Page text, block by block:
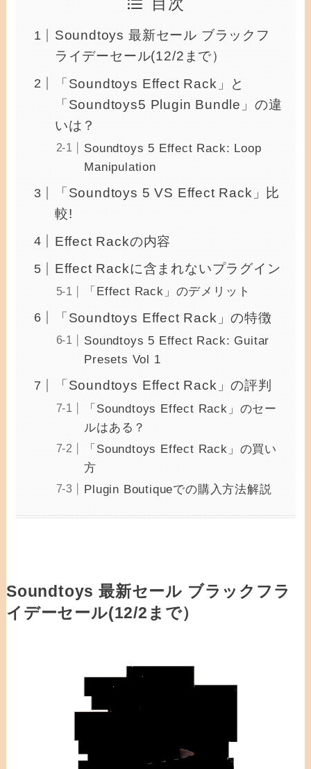
目次
Soundtoys 最新セール ブラックフ
ライデーセール(12/2まで）
「Soundtoys Effect Rack」と
「Soundtoys5 Plugin Bundle」の違
いは？
Soundtoys 5 Effect Rack: Loop
Manipulation
「Soundtoys 5 VS Effect Rack」比
較!
Effect Rackの内容
Effect Rackに含まれないプラグイン
「Effect Rack」のデメリット
「Soundtoys Effect Rack」の特徴
Soundtoys 5 Effect Rack: Guitar
Presets Vol 1
「Soundtoys Effect Rack」の評判
「Soundtoys Effect Rack」のセー
ルはある？
「Soundtoys Effect Rack」の買い
方
Plugin Boutiqueでの購入方法解説
Soundtoys 最新セール ブラックフラ
イデーセール(12/2まで）